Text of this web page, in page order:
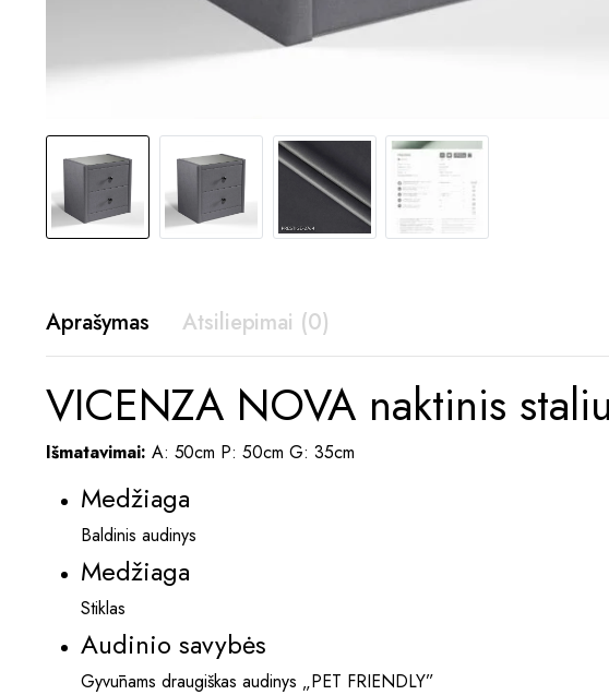
Aprašymas Atsiliepimai (0)
VICENZA NOVA naktinis
Išmatavimai: A: 50cm P: 50cm G: 35cm
Medžiaga
Baldinis audinys
Medžiaga
Stiklas
Audinio savybės
Gyvūnams draugiškas audinys „PET FRIENDLY”